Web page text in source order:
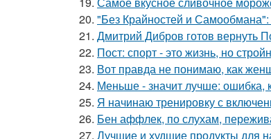
20. "Без Крайностей и
21. Дмитрий Дибров готов вернуть
22. Пост: спорт - это жизнь, но
23. Вот правда не понимаю, как
24. Меньше - значит лучше: ошибка,
25. Я начинаю тренировку с
26. Бен аффлек, по слухам,
27. Лучшие и худшие продукты для